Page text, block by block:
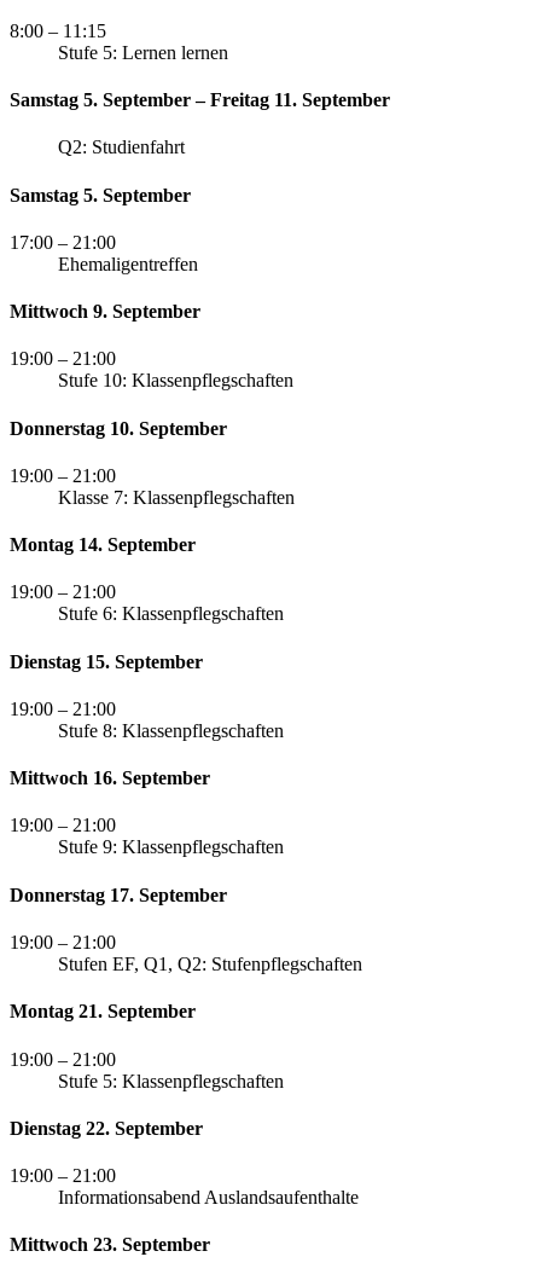
8:00 – 11:15
Stufe 5: Lernen lernen
Samstag 5. September – Freitag 11. September
Q2: Studienfahrt
Samstag 5. September
17:00 – 21:00
Ehemaligentreffen
Mittwoch 9. September
19:00 – 21:00
Stufe 10: Klassenpflegschaften
Donnerstag 10. September
19:00 – 21:00
Klasse 7: Klassenpflegschaften
Montag 14. September
19:00 – 21:00
Stufe 6: Klassenpflegschaften
Dienstag 15. September
19:00 – 21:00
Stufe 8: Klassenpflegschaften
Mittwoch 16. September
19:00 – 21:00
Stufe 9: Klassenpflegschaften
Donnerstag 17. September
19:00 – 21:00
Stufen EF, Q1, Q2: Stufenpflegschaften
Montag 21. September
19:00 – 21:00
Stufe 5: Klassenpflegschaften
Dienstag 22. September
19:00 – 21:00
Informationsabend Auslandsaufenthalte
Mittwoch 23. September